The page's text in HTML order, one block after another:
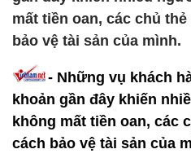
mất tiền oan, các chủ
bảo vệ tài sản của mình.
- Những vụ khách
khoản gần đây khiến
không mất tiền oan, các
cách bảo vệ tài sản của